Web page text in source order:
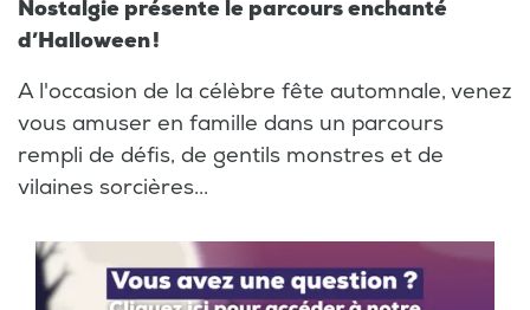
Nostalgie présente le parcours enchanté
d’Halloween !
A l'occasion de la célèbre fête automnale, venez
vous amuser en famille dans un parcours
rempli de défis, de gentils monstres et de
vilaines sorcières...